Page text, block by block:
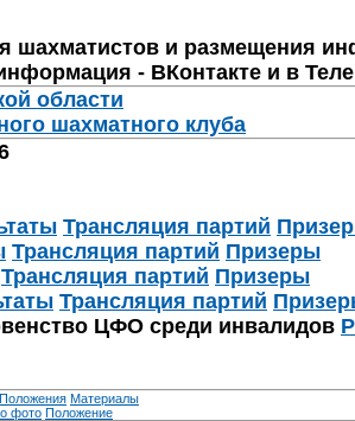
шахматистов и размещения
- ВКонтакте и в
области
шахматного клуба
Трансляция партий
Трансляция партий Призеры
Трансляция партий Призеры
Трансляция партий
ЦФО среди инвалидов
Положения Материалы
фото Положение